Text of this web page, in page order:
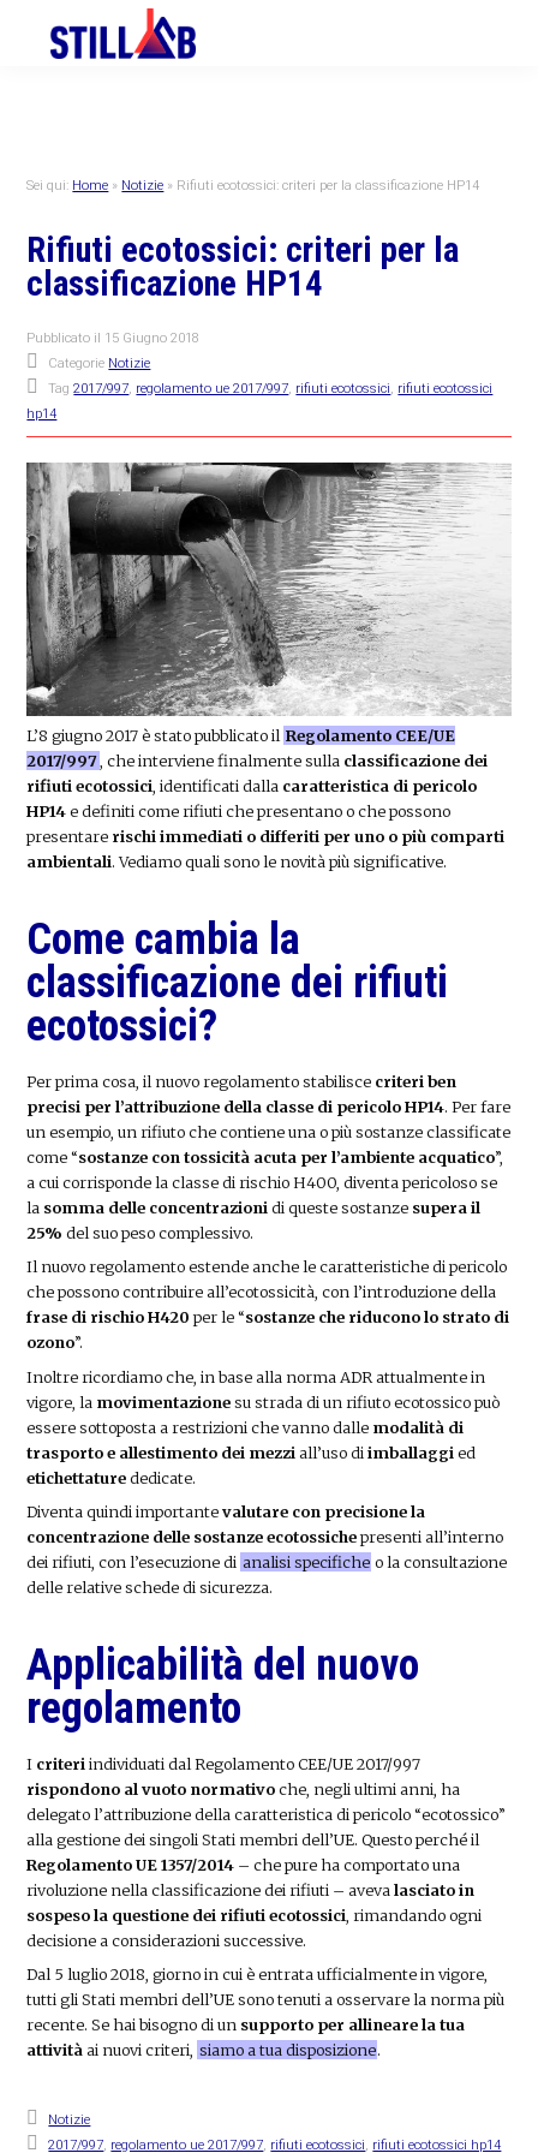
primary
primary
Sei qui: Home » Notizie » Rifiuti ecotossici: criteri per la classificazione HP14
Rifiuti ecotossici: criteri per la
classificazione HP14
Pubblicato il 15 Giugno 2018
Categorie Notizie
Tag2017/997, regolamento ue 2017/997, rifiuti ecotossici, rifiuti ecotossici
hp14
L’8 giugno 2017 è stato pubblicato il Regolamento CEE/UE
2017/997 , che interviene finalmente sulla classificazione dei
rifiuti ecotossici , identificati dalla caratteristica di pericolo
HP14e definiti come rifiuti che presentano o che possono
presentare rischi immediati o differiti per uno o più comparti
ambientali. Vediamo quali sono le novità più significative.
Come cambia la
classificazione dei rifiuti
ecotossici?
Per prima cosa, il nuovo regolamento stabilisce criteri ben
precisi per l’attribuzione della classe di pericolo HP14. Per fare
un esempio, un rifiuto che contiene una o più sostanze classificate
come “sostanze con tossicità acuta per l’ambiente acquatico”,
a cui corrisponde la classe di rischio H400, diventa pericoloso se
la somma delle concentrazioni di queste sostanze supera il
25% del suo peso complessivo.
Il nuovo regolamento estende anche le caratteristiche di pericolo
che possono contribuire all’ecotossicità, con l’introduzione della
frase di rischio H420per le “sostanze che riducono lo strato di
ozono”.
Inoltre ricordiamo che, in base alla norma ADR attualmente in
vigore, la movimentazionesu strada di un rifiuto ecotossico può
essere sottoposta a restrizioni che vanno dalle modalità di
trasporto e allestimento dei mezzi all’uso diimballaggi ed
etichettaturededicate.
Diventa quindi importantevalutare con precisione la
concentrazione delle sostanze ecotossichepresenti all’interno
dei rifiuti, con l’esecuzione di analisi specifiche o la consultazione
delle relative schede di sicurezza.
Applicabilità del nuovo
regolamento
I criteri individuati dal Regolamento CEE/UE 2017/997
rispondono al vuoto normativoche, negli ultimi anni, ha
delegato l’attribuzione della caratteristica di pericolo “ecotossico”
alla gestione dei singoli Stati membri dell’UE. Questo perché il
Regolamento UE 1357/2014 – che pure ha comportato una
rivoluzione nella classificazione dei rifiuti – avevalasciato in
sospeso la questione dei rifiuti ecotossici , rimandando ogni
decisione a considerazioni successive.
Dal 5 luglio 2018, giorno in cui è entrata ufficialmente in vigore,
tutti gli Stati membri dell’UE sono tenuti a osservare la norma più
recente. Se hai bisogno di un supporto per allineare la tua
attività ai nuovi criteri, siamo a tua disposizione.
Notizie
2017/997, regolamento ue 2017/997, rifiuti ecotossici, rifiuti ecotossici hp14